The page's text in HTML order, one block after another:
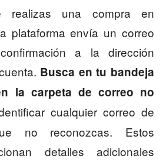
realizas una compra en
plataforma envía un correo
a la dirección
Busca en tu bandeja
la carpeta de correo no
cualquier correo de
no reconozcas. Estos
detalles adicionales